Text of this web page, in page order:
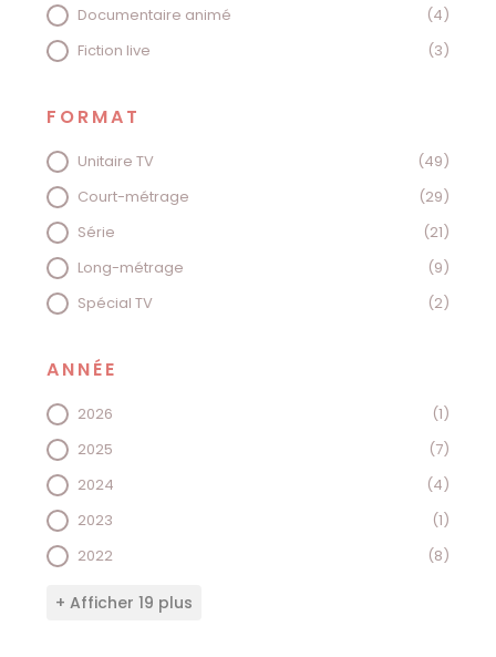
Documentaire animé
(4)
Fiction live
(3)
FORMAT
FORMAT
Unitaire TV
(49)
Court-métrage
(29)
Série
(21)
Long-métrage
(9)
Spécial TV
(2)
ANNÉE
ANNÉE
2026
(1)
2025
(7)
2024
(4)
2023
(1)
2022
(8)
+ Afficher 19 plus